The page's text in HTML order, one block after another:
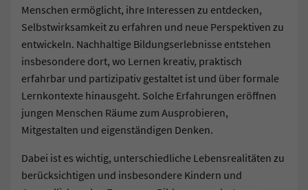
Menschen ermöglicht, ihre Interessen zu entdecken,
Selbstwirksamkeit zu erfahren und neue Perspektiven zu
entwickeln. Nachhaltige Bildungserlebnisse entstehen
insbesondere dort, wo Lernen kreativ, praktisch
erfahrbar und partizipativ gestaltet ist und über formale
Lernkontexte hinausgeht. Solche Erfahrungen eröffnen
jungen Menschen Räume zum Ausprobieren,
Mitgestalten und eigenständigen Denken.
Dabei ist es wichtig, unterschiedliche Lebensrealitäten zu
berücksichtigen und insbesondere Kindern und